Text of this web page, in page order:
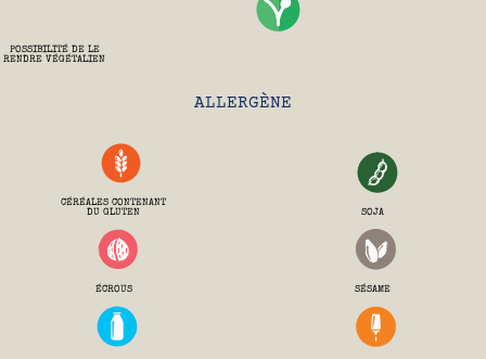
POSSIBILITÉ DE LE
RENDRE VÉGÉTALIEN
ALLERGÈNE
CÉRÉALES CONTENANT
DU GLUTEN
ÉCROUS
SOJA
SÉSAME